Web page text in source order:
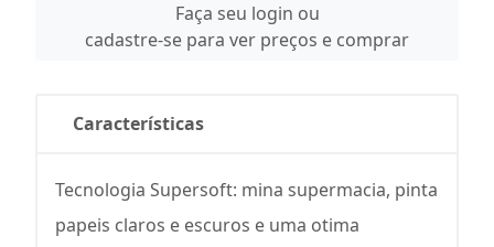
Faça seu login ou
cadastre-se para ver preços e comprar
Características
Tecnologia Supersoft: mina supermacia, pinta
papeis claros e escuros e uma otima